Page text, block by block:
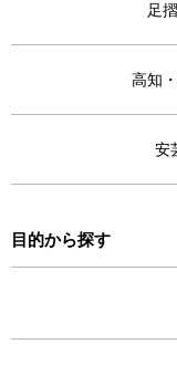
足
高知
安
目的から探す